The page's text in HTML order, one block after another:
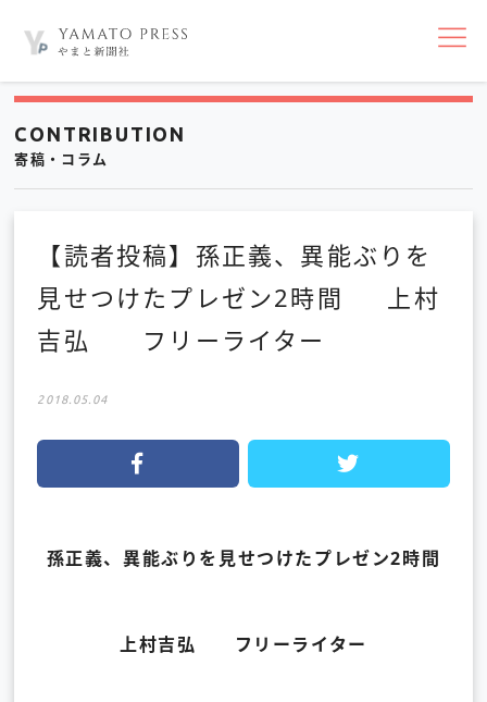
nav
CONTRIBUTION
寄稿・コラム
【読者投稿】孫正義、異能ぶりを
見せつけたプレゼン2時間 上村
吉弘 フリーライター
2018.05.04
孫正義、異能ぶりを見せつけたプレゼン2時間
上村吉弘 フリーライター